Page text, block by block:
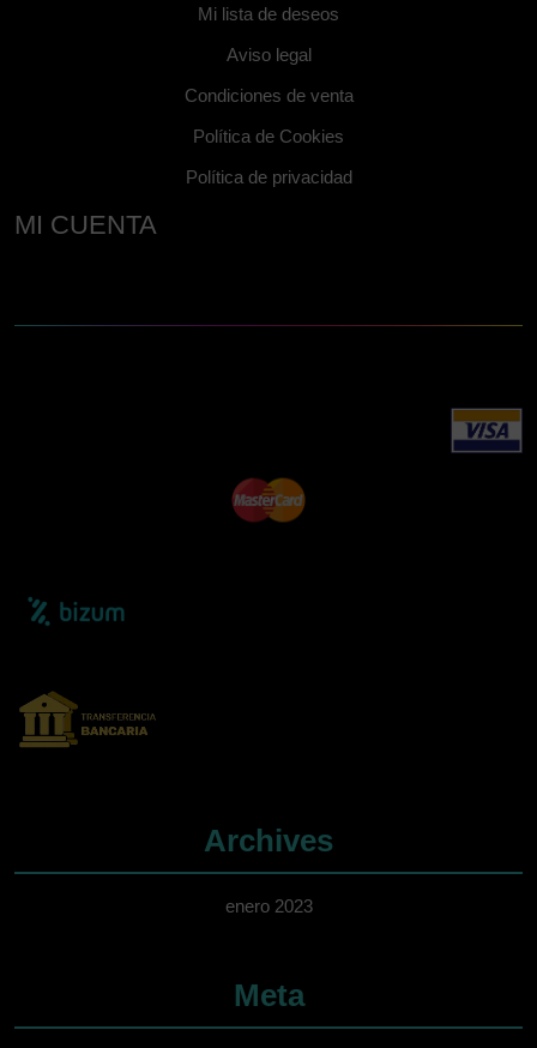
Mi lista de deseos
Aviso legal
Condiciones de venta
Política de Cookies
Política de privacidad
MI CUENTA
Archives
enero 2023
Meta